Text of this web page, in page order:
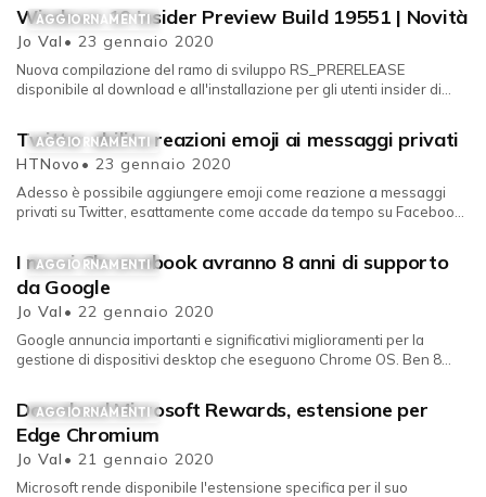
AGGIORNAMENTI
Windows 10 Insider Preview Build 19551 | Novità
Jo Val• 23 gennaio 2020
Nuova compilazione del ramo di sviluppo RS_PRERELEASE
disponibile al download e all'installazione per gli utenti insider di
AGGIORNAMENTI
Twitter abilita reazioni emoji ai messaggi privati
HTNovo• 23 gennaio 2020
Adesso è possibile aggiungere emoji come reazione a messaggi
privati su Twitter, esattamente come accade da tempo su Facebook.
AGGIORNAMENTI
I nuovi Chromebook avranno 8 anni di supporto
da Google
Jo Val• 22 gennaio 2020
Google annuncia importanti e significativi miglioramenti per la
gestione di dispositivi desktop che eseguono Chrome OS. Ben 8
AGGIORNAMENTI
Download Microsoft Rewards, estensione per
Edge Chromium
Jo Val• 21 gennaio 2020
Microsoft rende disponibile l'estensione specifica per il suo